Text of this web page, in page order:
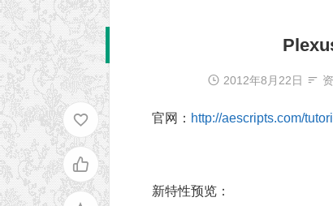
2012年8月22日
官网： http://aescripts.com/
新特性预览：